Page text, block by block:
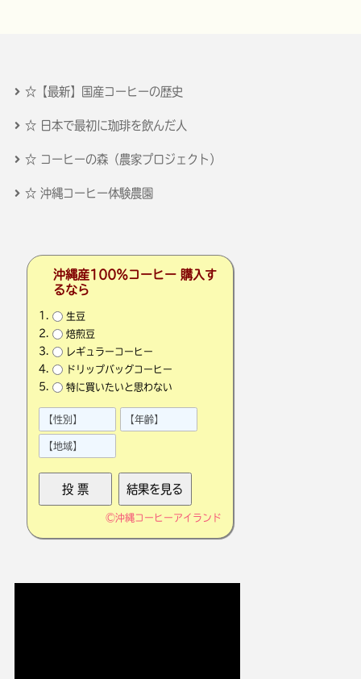
☆【最新】国産コーヒーの歴史
☆ 日本で最初に珈琲を飲んだ人
☆ コーヒーの森（農家プロジェクト）
☆ 沖縄コーヒー体験農園
沖縄産100％コーヒー 購入す
るなら
生豆
焙煎豆
レギュラーコーヒー
ドリップバッグコーヒー
特に買いたいと思わない
©沖縄コーヒーアイランド